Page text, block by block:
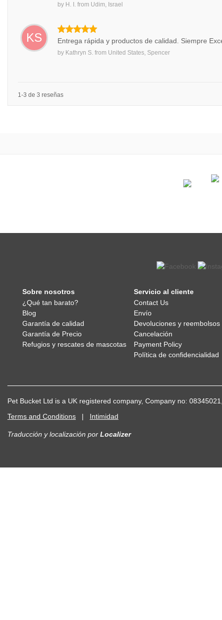
by H. I. from Udim, Israel
KS Entrega rápida y productos de calidad. Siempre
by Kathryn S. from United States, Spencer
1-3 de 3 reseñas
Sobre nosotros
¿Qué tan barato?
Blog
Garantía de calidad
Garantía de Precio
Refugios y rescates de mascotas
Servicio al cliente
Contact Us
Envío
Devoluciones y reembolsos
Cancelación
Payment Policy
Política de confidencialidad
Pet Bucket Ltd is a UK registered company, Company no:
Terms and Conditions | Intimidad
Traducción y localización por Localizer